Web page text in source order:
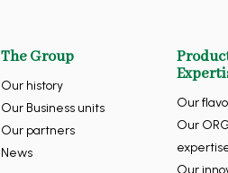
The Group
Our history
Our Business units
Our partners
News
Our
Our
Our